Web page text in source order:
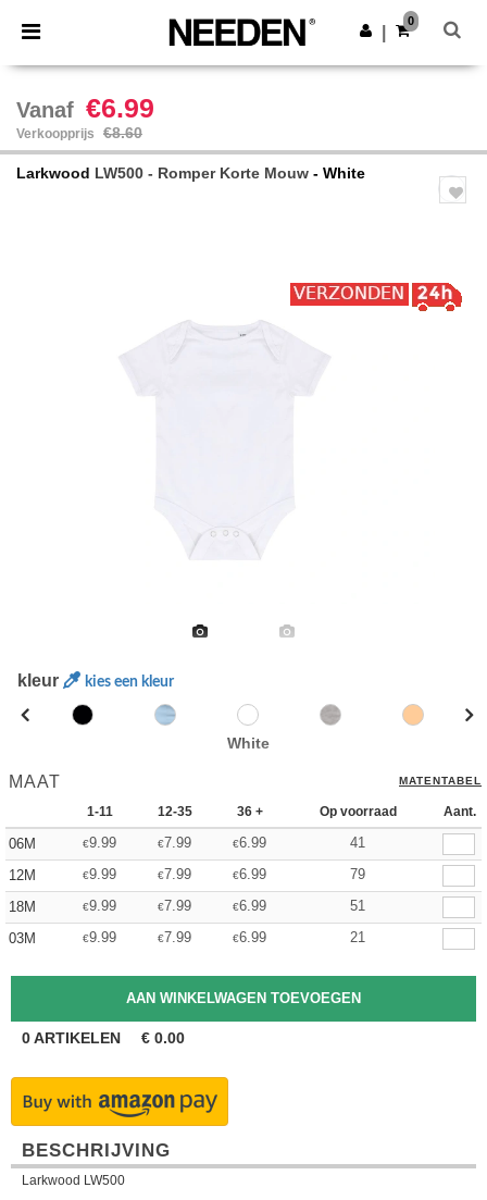
× Needen-app
Betere prijzen in de app!
Download app
0
Vanaf €6.99
Verkoopprijs €8.60
Larkwood LW500 - Romper Korte Mouw - White
kleur kies een kleur
White
MAAT MATENTABEL
1-11 12-35 36 + Op voorraad Aant.
06M €9.99 €7.99 €6.99
41
12M
€9.99 €7.99 €6.99
79
18M
€9.99 €7.99 €6.99
51
03M
€9.99 €7.99 €6.99 21
0ARTIKELEN € 0.00
BESCHRIJVING
Larkwood LW500